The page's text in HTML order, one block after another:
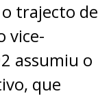
trajecto de
vice-
assumiu o
que